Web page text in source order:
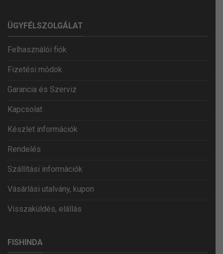
ÜGYFÉLSZOLGÁLAT
Felhasználói fiók
Fizetési módok
Garancia és Szerviz
Kapcsolat
Készlet információk
Rendelés
Szállítási információk
Vásárlási utalvány, kupon
Visszaküldés, elállás
FISHINDA